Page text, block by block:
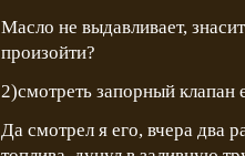
Масло не выдавливает,
произойти?
2)смотреть запорный клапан
Да смотрел я его, вчера два